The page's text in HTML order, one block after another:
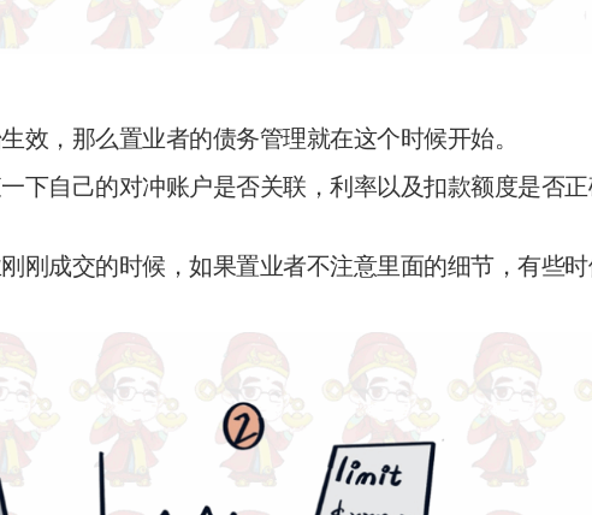
效，那么置业者的债务管理就在这个时候开始。
下自己的对冲账户是否关联，利率以及扣款额度是否正
刚成交的时候，如果置业者不注意里面的细节，有些